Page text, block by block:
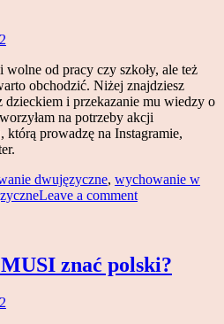
od pracy czy szkoły, ale też
obchodzić. Niżej znajdziesz
dzieckiem i przekazanie mu wiedzy o
na potrzeby akcji
prowadzę na Instagramie,
dwujęzyczne, wychowanie w
Leave a comment
znać polski?